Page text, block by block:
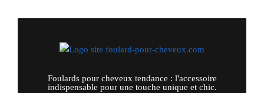
Foulards pour cheveux tendance : l'accessoire
indispensable pour une touche unique et chic.